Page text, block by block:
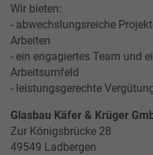
Wir bieten:
- abwechslungsreiche
Arbeiten
- ein engagiertes Team und
Arbeitsumfeld
- leistungsgerechte
Glasbau Käfer & Krüger
Zur Königsbrücke 28
49549 Ladbergen